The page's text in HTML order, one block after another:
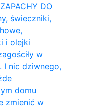
DO
świeczniki,
i olejki
w
I nic dziwnego,
domu
zmienić w